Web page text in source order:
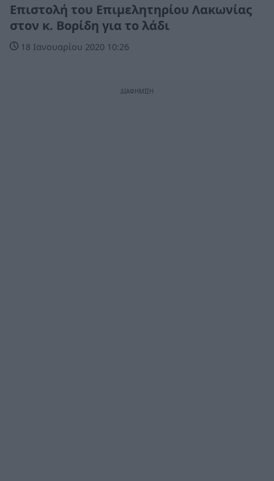
Επιστολή του Επιμελητηρίου Λακωνίας
στον κ. Βορίδη για το λάδι
18 Ιανουαρίου 2020 10:26